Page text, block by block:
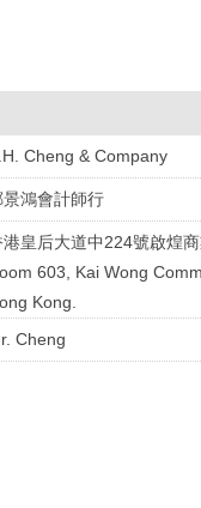
Cheng & Company
景鴻會計師行
港皇后大道中224號啟煌
603, Kai Wong
Kong.
Cheng